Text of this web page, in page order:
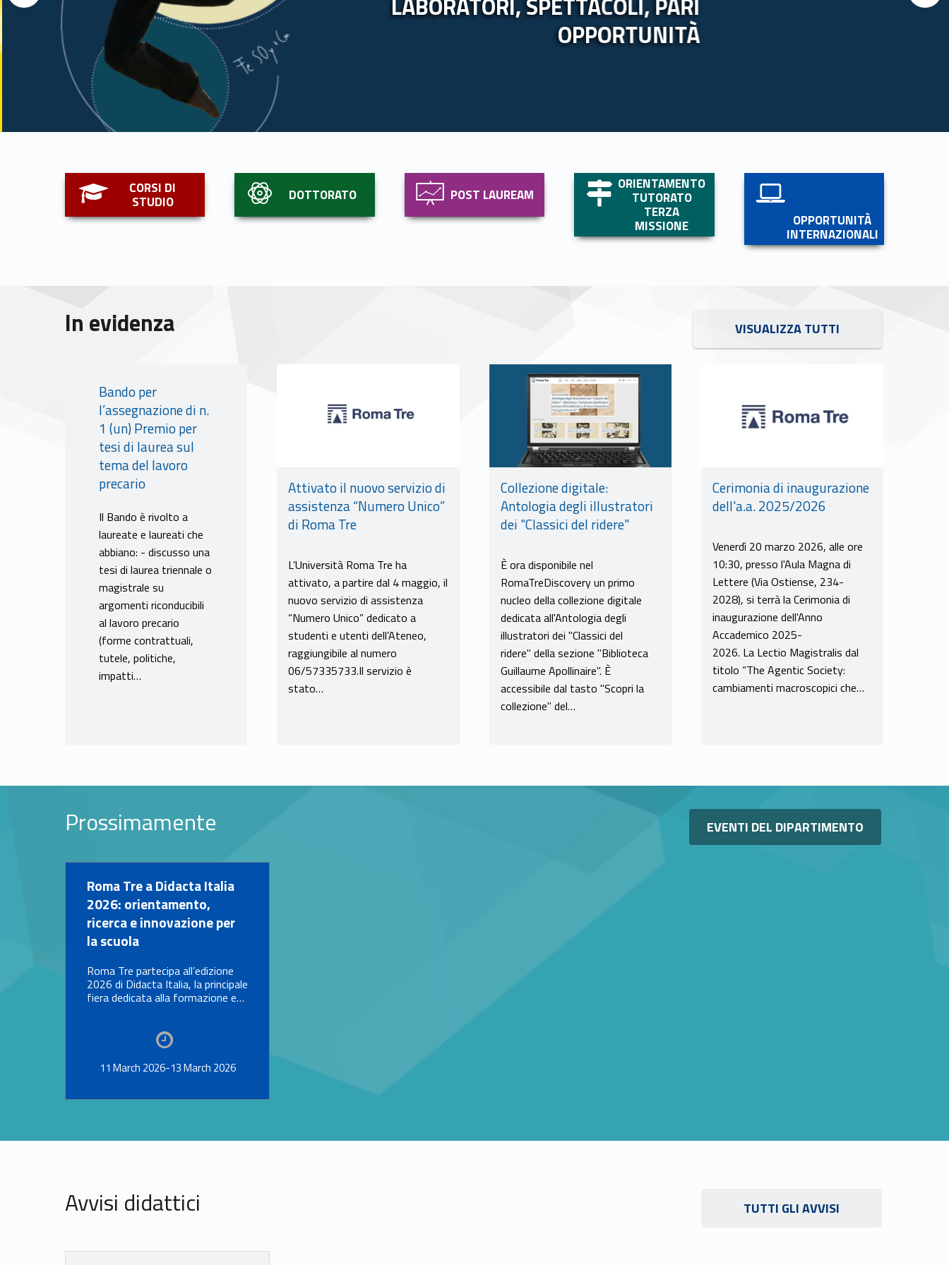
OPPORTUNITÀ
Link identifier #identifier__176369-1
CORSI DI
STUDIO
Link identifier #identifier__27962-2
DOTTORATO
Link identifier #identifier__70185-3
POST LAUREAM
Link identifier #identifier__25486-4 ORIENTAMENTO
TUTORATO
TERZA
MISSIONE
Link identifier #identifier__54962-5
OPPORTUNITÀ
INTERNAZIONALI
In evidenza VISUALIZZA TUTTI
Bando per
l’assegnazione di n.
1 (un) Premio per
tesi di laurea sul
tema del lavoro
precario
Il Bando è rivolto a
laureate e laureati che
abbiano: - discusso una
tesi di laurea triennale o
magistrale su
argomenti riconducibili
al lavoro precario
(forme contrattuali,
tutele, politiche,
impatti…
Attivato il nuovo servizio di
assistenza “Numero Unico”
di Roma Tre
L’Università Roma Tre ha
attivato, a partire dal 4 maggio, il
nuovo servizio di assistenza
“Numero Unico” dedicato a
studenti e utenti dell’Ateneo,
raggiungibile al numero
06/57335733.Il servizio è
stato…
Link identifier #identifier__51129-9
Collezione digitale:
Antologia degli illustratori
dei "Classici del ridere"
È ora disponibile nel
RomaTreDiscovery un primo
nucleo della collezione digitale
dedicata all'Antologia degli
illustratori dei "Classici del
ridere" della sezione "Biblioteca
Guillaume Apollinaire". È
accessibile dal tasto "Scopri la
collezione" del…
Cerimonia di inaugurazione
dell'a.a. 2025/2026
Venerdì 20 marzo 2026, alle ore
10:30, presso l'Aula Magna di
Lettere (Via Ostiense, 234-
2028), si terrà la Cerimonia di
inaugurazione dell'Anno
Accademico 2025-
2026. La Lectio Magistralis dal
titolo “The Agentic Society:
cambiamenti macroscopici che…
Prossimamente Link identifier #identifier__143866-11
EVENTI DEL DIPARTIMENTO
Link identifier #identifier__10524-12
Roma Tre a Didacta Italia
2026: orientamento,
ricerca e innovazione per
la scuola
Roma Tre partecipa all’edizione
2026 di Didacta Italia, la principale
fiera dedicata alla formazione e…
11 March 2026-13 March 2026
Avvisi didattici TUTTI GLI AVVISI
Link identifier #identifier__119398-14